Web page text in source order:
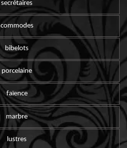
secrétaires
commodes
bibelots
porcelaine
faïence
marbre
lustres